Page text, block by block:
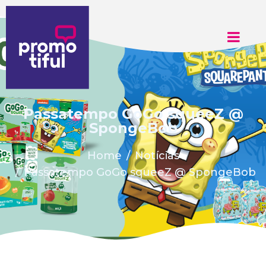
Passatempo GoGo squeeZ @
SpongeBob
Home
Notícias
Passatempo GoGo squeeZ @ SpongeBob